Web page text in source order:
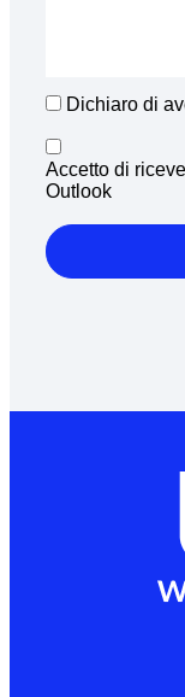
Dichiaro di
Accetto di
Outlook